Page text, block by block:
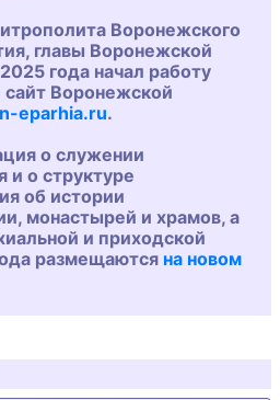
Воронежского
главы Воронежской
года начал работу
Воронежской
eparhia.ru.
о служении
и о структуре
об истории
монастырей и храмов, а
и приходской
размещаются на новом